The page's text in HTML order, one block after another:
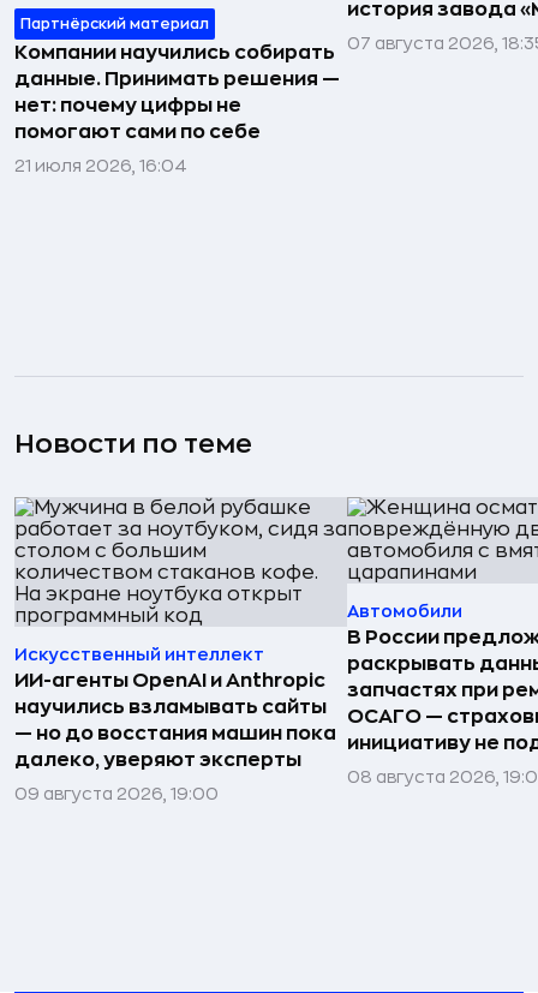
Партнёрский материал
Компании научились собирать
данные. Принимать решения —
нет: почему цифры не
помогают сами по себе
21 июля 2026, 16:04
история завода
07 августа 2026,
Новости по теме
Искусственный интеллект
ИИ-агенты OpenAI и Anthropic
научились взламывать сайты
— но до восстания машин пока
далеко, уверяют эксперты
09 августа 2026, 19:00
Автомобили
В России
раскрывать
запчастях при
ОСАГО —
инициативу не
08 августа 2026,